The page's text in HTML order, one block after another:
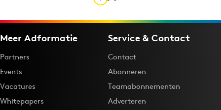
Meer Adformatie
Partners
Events
Vacatures
Whitepapers
Service & Contact
Contact
Abonneren
Teamabonnementen
Adverteren